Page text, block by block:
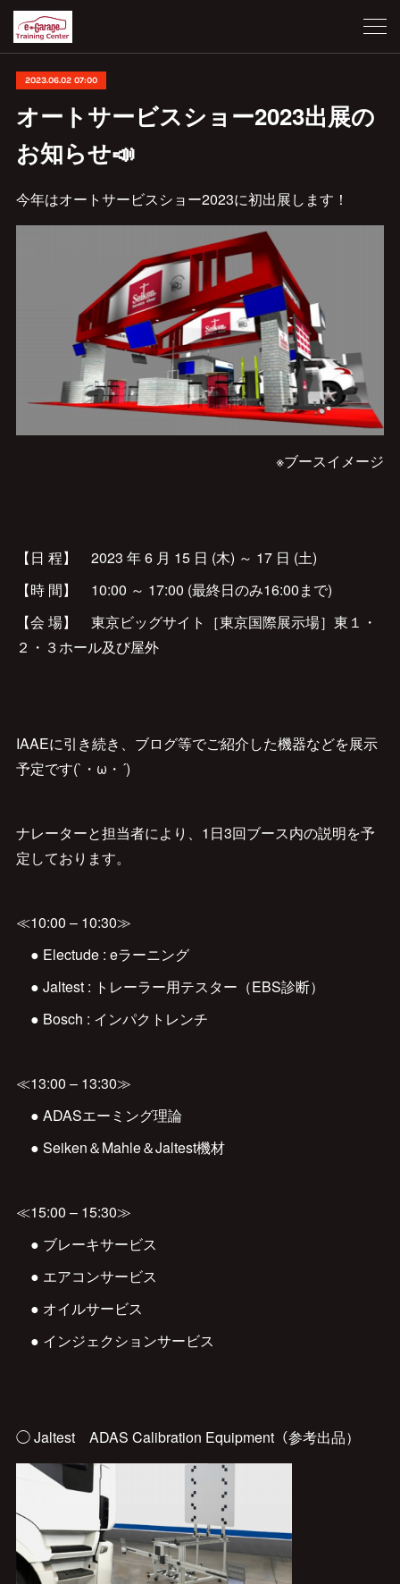
2023.06.02 07:00
オートサービスショー2023出展の
お知らせ📣
今年はオートサービスショー2023に初出展します！
※ブースイメージ
【日 程】 2023 年 6 月 15 日 (木) ～ 17 日 (土)
【時 間】 10:00 ～ 17:00 (最終日のみ16:00まで)
【会 場】 東京ビッグサイト［東京国際展示場］東１・
２・３ホール及び屋外
IAAEに引き続き、ブログ等でご紹介した機器などを展示
予定です(`・ω・´)
ナレーターと担当者により、1日3回ブース内の説明を予
定しております。
≪10:00 – 10:30≫
● Electude : eラーニング
● Jaltest : トレーラー用テスター（EBS診断）
● Bosch : インパクトレンチ
≪13:00 – 13:30≫
● ADASエーミング理論
● Seiken＆Mahle＆Jaltest機材
≪15:00 – 15:30≫
● ブレーキサービス
● エアコンサービス
● オイルサービス
● インジェクションサービス
◯ Jaltest ADAS Calibration Equipment（参考出品）